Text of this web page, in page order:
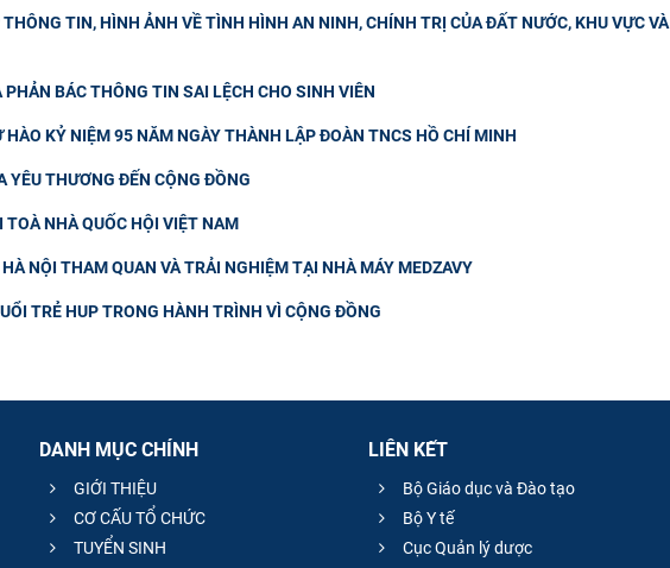
TIN, HÌNH ẢNH VỀ TÌNH HÌNH AN NINH, CHÍNH TRỊ CỦA ĐẤT NƯỚC, KHU VỰC VÀ
BÁC THÔNG TIN SAI LỆCH CHO SINH VIÊN
HÀO KỶ NIỆM 95 NĂM NGÀY THÀNH LẬP ĐOÀN TNCS HỒ CHÍ MINH
THƯƠNG ĐẾN CỘNG ĐỒNG
NHÀ QUỐC HỘI VIỆT NAM
NỘI THAM QUAN VÀ TRẢI NGHIỆM TẠI NHÀ MÁY MEDZAVY
TRẺ HUP TRONG HÀNH TRÌNH VÌ CỘNG ĐỒNG
DANH MỤC CHÍNH
GIỚI THIỆU
CƠ CẤU TỔ CHỨC
TUYỂN SINH
LIÊN KẾT
Bộ Giáo dục và Đào tạo
Bộ Y tế
Cục Quản lý dược